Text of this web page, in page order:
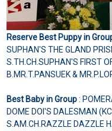
Reserve Best Puppy in
SUPHAN'S THE GLAND
S.TH.CH.SUPHAN'S FIRST
B.MR.T.PANSUEK &
Best Baby in Group:
DOME DOI'S DALESMAN
S.AM.CH.RAZZLE DAZZLE